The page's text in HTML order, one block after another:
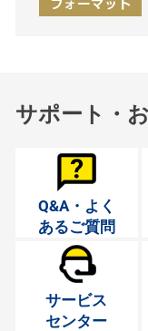
サポート・
Q&A・よく
あるご質問
サービス
センター